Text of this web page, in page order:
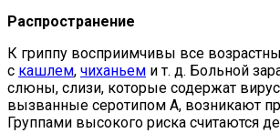
Распространение
К гриппу восприимчивы все
с кашлем, чиханьем и т. д. Больной
слюны, слизи, которые содержат
вызванные серотипом А, возникают
Группами высокого риска считаются